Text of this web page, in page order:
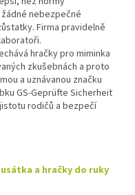
nebezpečné
Firma pravidelně
hračky pro miminka
zkušebnách a proto
a uznávanou značku
GS-Geprüfte Sicherheit
rodičů a bezpečí
a hračky do ruky